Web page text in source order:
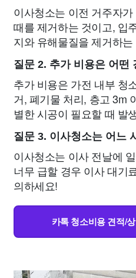
이사청소는 이전 거주자
때를 제거하는 것이고, 입
지와 유해물질을 제거하
질문 2. 추가 비용은 어떤
추가 비용은 가전 내부 청
거, 폐기물 처리, 층고 3m
별한 시공이 필요할 때 발
질문 3. 이사청소는 어느
이사청소는 이사 전날에
너무 급할 경우 이사 대기
의하세요!
카톡 청소비용 견적/